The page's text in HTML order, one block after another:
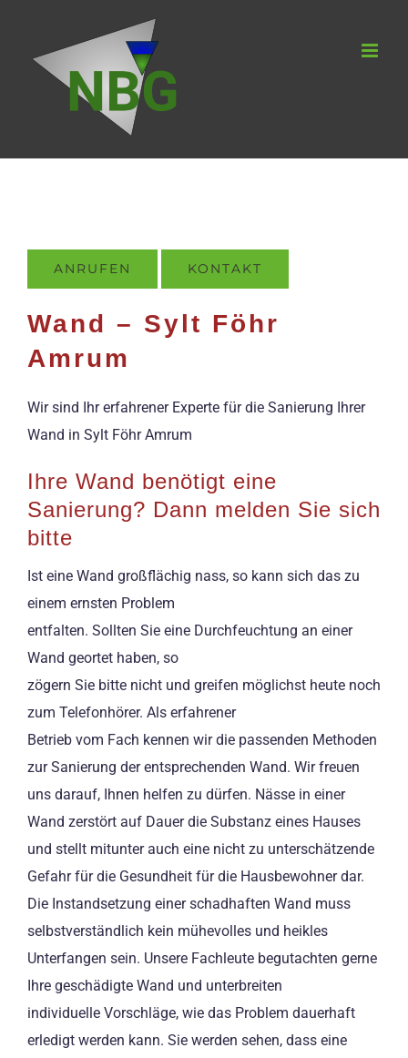
springen
ANRUFEN KONTAKT
Wand – Sylt Föhr
Amrum
Wir sind Ihr erfahrener Experte für die Sanierung Ihrer
Wand in Sylt Föhr Amrum
Ihre Wand benötigt eine
Sanierung? Dann melden Sie sich
bitte
Ist eine Wand großflächig nass, so kann sich das zu
einem ernsten Problem
entfalten. Sollten Sie eine Durchfeuchtung an einer
Wand geortet haben, so
zögern Sie bitte nicht und greifen möglichst heute noch
zum Telefonhörer. Als erfahrener
Betrieb vom Fach kennen wir die passenden Methoden
zur Sanierung der entsprechenden Wand. Wir freuen
uns darauf, Ihnen helfen zu dürfen. Nässe in einer
Wand zerstört auf Dauer die Substanz eines Hauses
und stellt mitunter auch eine nicht zu unterschätzende
Gefahr für die Gesundheit für die Hausbewohner dar.
Die Instandsetzung einer schadhaften Wand muss
selbstverständlich kein mühevolles und heikles
Unterfangen sein. Unsere Fachleute begutachten gerne
Ihre geschädigte Wand und unterbreiten
individuelle Vorschläge, wie das Problem dauerhaft
erledigt werden kann. Sie werden sehen, dass eine